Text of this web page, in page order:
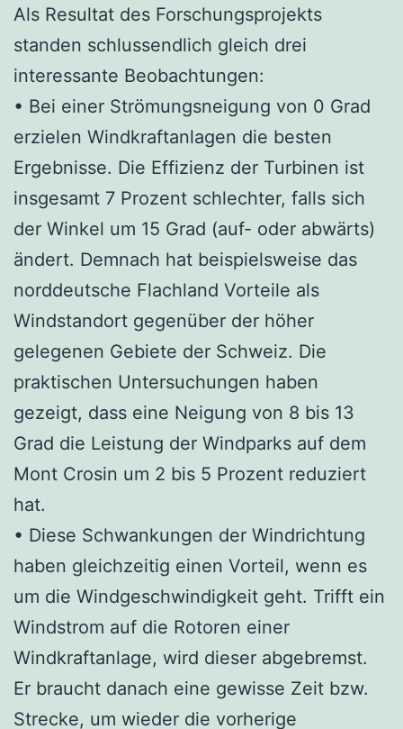
Als Resultat des Forschungsprojekts
standen schlussendlich gleich drei
interessante Beobachtungen:
• Bei einer Strömungsneigung von 0 Grad
erzielen Windkraftanlagen die besten
Ergebnisse. Die Effizienz der Turbinen ist
insgesamt 7 Prozent schlechter, falls sich
der Winkel um 15 Grad (auf- oder abwärts)
ändert. Demnach hat beispielsweise das
norddeutsche Flachland Vorteile als
Windstandort gegenüber der höher
gelegenen Gebiete der Schweiz. Die
praktischen Untersuchungen haben
gezeigt, dass eine Neigung von 8 bis 13
Grad die Leistung der Windparks auf dem
Mont Crosin um 2 bis 5 Prozent reduziert
hat.
• Diese Schwankungen der Windrichtung
haben gleichzeitig einen Vorteil, wenn es
um die Windgeschwindigkeit geht. Trifft ein
Windstrom auf die Rotoren einer
Windkraftanlage, wird dieser abgebremst.
Er braucht danach eine gewisse Zeit bzw.
Strecke, um wieder die vorherige